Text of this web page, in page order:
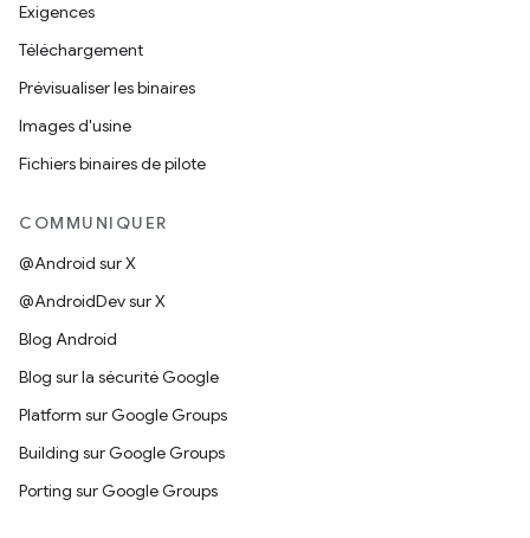
Exigences
Téléchargement
Prévisualiser les binaires
Images d'usine
Fichiers binaires de pilote
COMMUNIQUER
@Android sur X
@AndroidDev sur X
Blog Android
Blog sur la sécurité Google
Platform sur Google Groups
Building sur Google Groups
Porting sur Google Groups